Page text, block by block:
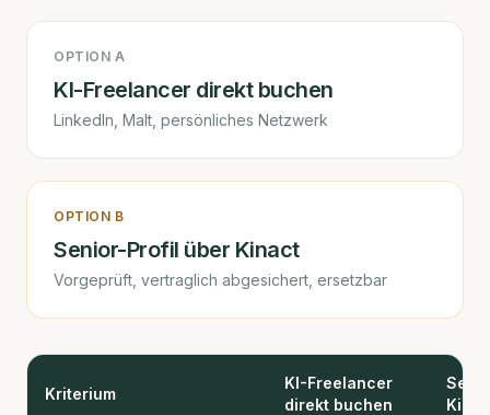
OPTION A
KI-Freelancer direkt buchen
LinkedIn, Malt, persönliches Netzwerk
OPTION B
Senior-Profil über Kinact
Vorgeprüft, vertraglich abgesichert, ersetzbar
Kriterium
KI-Freelancer
direkt buchen